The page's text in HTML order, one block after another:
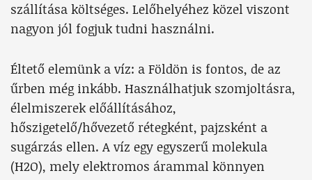
szállítása költséges. Lelőhelyéhez közel viszont
nagyon jól fogjuk tudni használni.
Éltető elemünk a víz: a Földön is fontos, de az
űrben még inkább. Használhatjuk szomjoltásra,
élelmiszerek előállításához,
hőszigetelő/hővezető rétegként, pajzsként a
sugárzás ellen. A víz egy egyszerű molekula
(H2O), mely elektromos árammal könnyen